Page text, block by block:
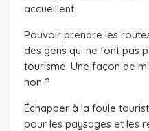
accueillent.
Pouvoir prendre les
des gens qui ne font pas
tourisme. Une façon de
non ?
Échapper à la foule
pour les paysages et les